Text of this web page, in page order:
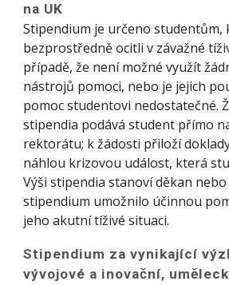
na UK
Stipendium je určeno studentům,
bezprostředně ocitli v závažné
případě, že není možné využít
nástrojů pomoci, nebo je jejich
pomoc studentovi nedostatečné.
stipendia podává student přímo
rektorátu; k žádosti přiloží
náhlou krizovou událost, která
Výši stipendia stanoví děkan
stipendium umožnilo účinnou
jeho akutní tíživé situaci.
Stipendium za vynikající
vývojové a inovační,